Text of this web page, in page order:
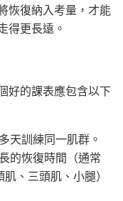
恢復納入考量，才能
得更長遠。
好的課表應包含以下
天訓練同一肌群。
的恢復時間（通常
、三頭肌、小腿）